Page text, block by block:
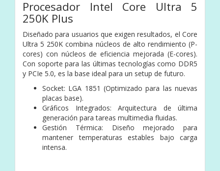
Procesador Intel Core Ultra 5
250K Plus
Diseñado para usuarios que exigen resultados, el Core
Ultra 5 250K combina núcleos de alto rendimiento (P-
cores) con núcleos de eficiencia mejorada (E-cores).
Con soporte para las últimas tecnologías como DDR5
y PCIe 5.0, es la base ideal para un setup de futuro.
Socket: LGA 1851 (Optimizado para las nuevas
placas base).
Gráficos Integrados: Arquitectura de última
generación para tareas multimedia fluidas.
Gestión Térmica: Diseño mejorado para
mantener temperaturas estables bajo carga
intensa.